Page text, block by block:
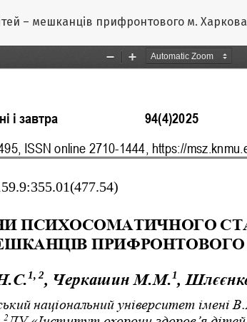
– мешканців прифронтового м. Харкова